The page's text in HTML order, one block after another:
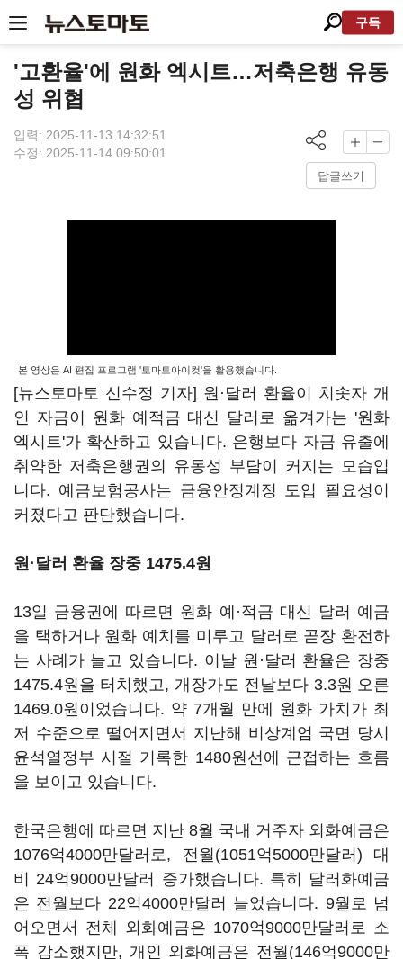
구독
'고환율'에 원화 엑시트…저축은행 유동
성 위협
입력: 2025-11-13 14:32:51
수정: 2025-11-14 09:50:01
답글쓰기
본 영상은 AI 편집 프로그램 '토마토아이컷'을 활용했습니다.
[뉴스토마토 신수정 기자] 원·달러 환율이 치솟자 개
인 자금이 원화 예적금 대신 달러로 옮겨가는 '원화
엑시트'가 확산하고 있습니다. 은행보다 자금 유출에
취약한 저축은행권의 유동성 부담이 커지는 모습입
니다. 예금보험공사는 금융안정계정 도입 필요성이
커졌다고 판단했습니다.
원·달러 환율 장중 1475.4원
13일 금융권에 따르면 원화 예·적금 대신 달러 예금
을 택하거나 원화 예치를 미루고 달러로 곧장 환전하
는 사례가 늘고 있습니다. 이날 원·달러 환율은 장중
1475.4원을 터치했고, 개장가도 전날보다 3.3원 오른
1469.0원이었습니다. 약 7개월 만에 원화 가치가 최
저 수준으로 떨어지면서 지난해 비상계엄 국면 당시
윤석열정부 시절 기록한 1480원선에 근접하는 흐름
을 보이고 있습니다.
한국은행에 따르면 지난 8월 국내 거주자 외화예금은
1076억4000만달러로, 전월(1051억5000만달러) 대
비 24억9000만달러 증가했습니다. 특히 달러화예금
은 전월보다 22억4000만달러 늘었습니다. 9월로 넘
어오면서 전체 외화예금은 1070억9000만달러로 소
폭 감소했지만, 개인 외화예금은 전월(146억9000만